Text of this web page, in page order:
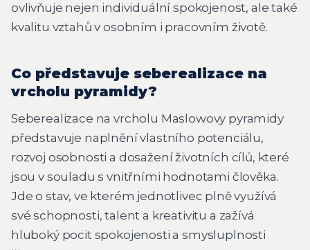
ovlivňuje nejen individuální spokojenost, ale také
kvalitu vztahů v osobním i pracovním životě.
Co představuje seberealizace na
vrcholu pyramidy?
Seberealizace na vrcholu Maslowovy pyramidy
představuje naplnění vlastního potenciálu,
rozvoj osobnosti a dosažení životních cílů, které
jsou v souladu s vnitřními hodnotami člověka.
Jde o stav, ve kterém jednotlivec plně využívá
své schopnosti, talent a kreativitu a zažívá
hluboký pocit spokojenosti a smysluplnosti